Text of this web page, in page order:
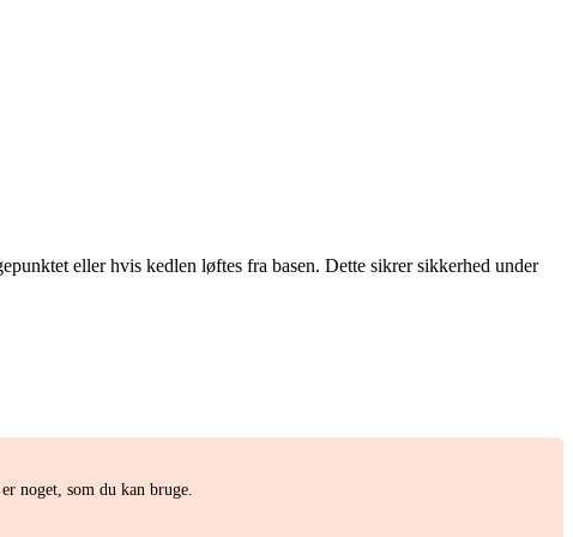
eller hvis kedlen løftes fra basen. Dette sikrer sikkerhed under
noget, som du kan bruge.